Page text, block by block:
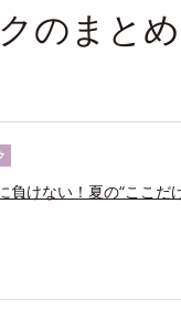
のまとめ
負けない！夏の“ここだ